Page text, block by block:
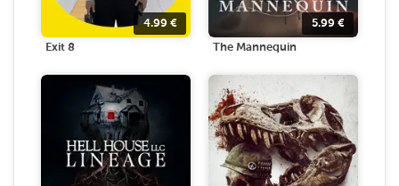
4.99 €
Exit 8
5.99 €
The Mannequin